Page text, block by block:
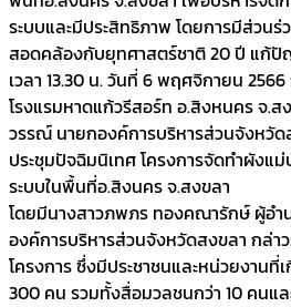
ระบบและมีประสิทธิภาพ โดยการมีส่วน
สอดคล้องกับยุทศาสตร์ชาติ 20 ปี แก้
เวลา 13.30 น. วันที่ 6 พฤศจิกายน
โรงแรมหาดแก้วรีสอร์ท อ.สิงหนคร จ.ส
วรรณ์ นายกองค์การบริหารส่วนจังหวัด
ประชุมปัจฉิมนิเทศ โครงการจัดทำผังแ
ระบบในพื้นที่อ.สิงนคร จ.สงขลา
โดยมีนางสาวภพภร ทองคณารักษ์ ผู้อำ
องค์การบริหารส่วนจังหวัดสงขลา กล่า
โครงการ ซึ่งมีประชาชนและหน่วยงานที่
300 คน รวมทั้งสื่อมวลชนกว่า 10 คนแ